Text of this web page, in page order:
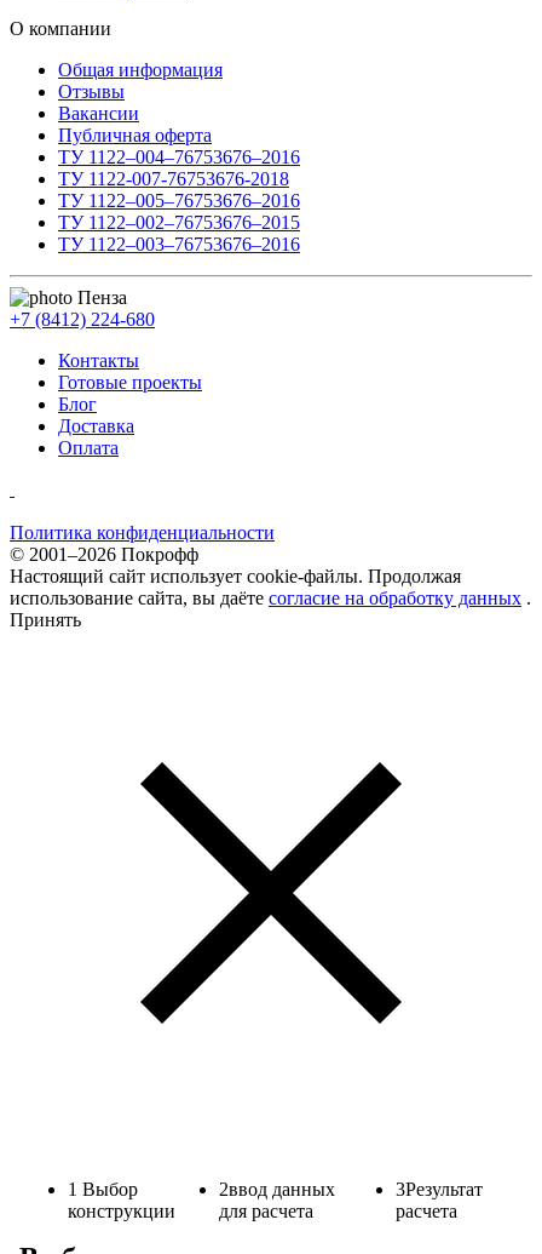
О компании
Общая информация
Отзывы
Вакансии
Публичная оферта
ТУ 1122–004–76753676–2016
ТУ 1122-007-76753676-2018
ТУ 1122–005–76753676–2016
ТУ 1122–002–76753676–2015
ТУ 1122–003–76753676–2016
Пенза
+7 (8412) 224-680
Контакты
Готовые проекты
Блог
Доставка
Оплата
Политика конфиденциальности
© 2001–2026 Покрофф
Настоящий сайт использует cookie-файлы. Продолжая
использование сайта, вы даёте согласие на обработку данных .
Принять